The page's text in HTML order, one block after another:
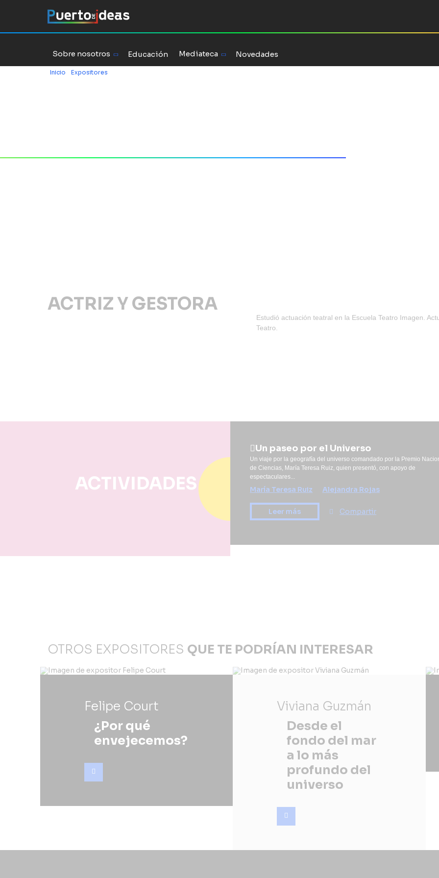
Sobre nosotros Educación Mediateca Novedades
Inicio Expositores
ACTRIZ Y GESTORA
Estudió actuación teatral en la Escuela Teatro Imagen.
Teatro.
ACTIVIDADES
Un paseo por el Universo
Un viaje por la geografía del universo comandado por la Premio
de Ciencias, María Teresa Ruiz, quien presentó, con apoyo de
espectaculares...
María Teresa Ruiz Alejandra Rojas
Leer más Compartir
OTROS EXPOSITORES QUE TE PODRÍAN INTERESAR
Felipe Court
¿Por qué
envejecemos?
Viviana Guzmán
Desde el
fondo del mar
a lo más
profundo del
universo